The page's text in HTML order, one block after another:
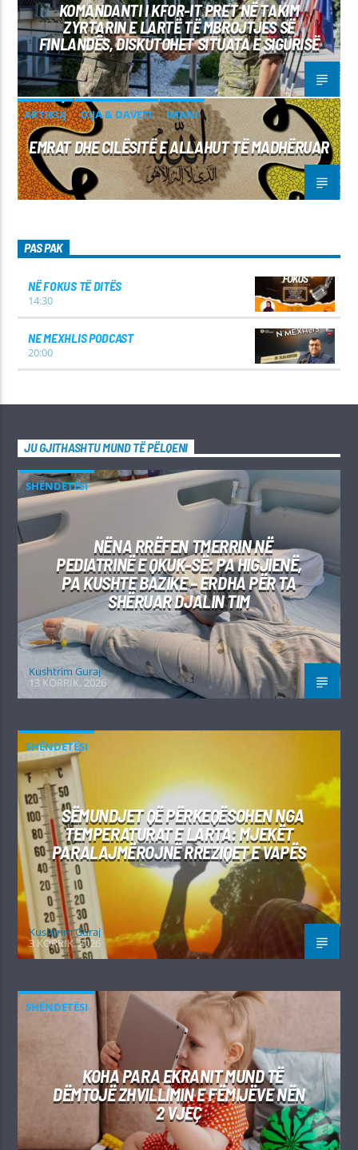
KOMANDANTI I KFOR-IT PRET NË TAKIM
ZYRTARIN E LARTË TË MBROJTJES SË
FINLANDËS, DISKUTOHET SITUATA E SIGURISË
ARTIKUJ DIJA & DAVETI IMANI
EMRAT DHE CILËSITË E ALLAHUT TË MADHËRUAR
PAS PAK
NË FOKUS TË DITËS
14:30
NE MEXHLIS PODCAST
20:00
JU GJITHASHTU MUND TË PËLQENI
SHËNDETËSI
NËNA RRËFEN TMERRIN NË
PEDIATRINË E QKUK-SË: PA HIGJIENË,
PA KUSHTE BAZIKE – ERDHA PËR TA
SHËRUAR DJALIN TIM
Kushtrim Guraj
13 KORRIK, 2026
SHËNDETËSI
SËMUNDJET QË PËRKEQËSOHEN NGA
TEMPERATURAT E LARTA: MJEKËT
PARALAJMËROJNË RREZIQET E VAPËS
Kushtrim Guraj
3 KORRIK, 2026
SHËNDETËSI
KOHA PARA EKRANIT MUND TË
DËMTOJË ZHVILLIMIN E FËMIJËVE NËN
2 VJEÇ